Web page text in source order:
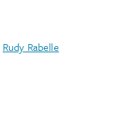
Rudy Rabelle